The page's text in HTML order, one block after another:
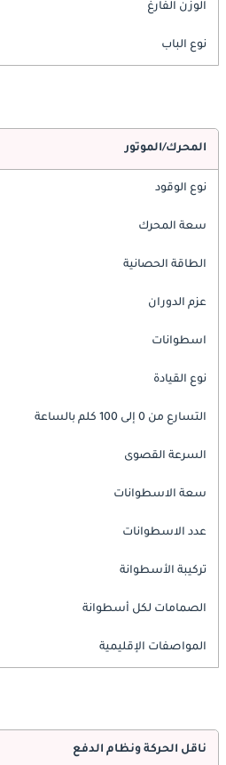
الوزن الفارغ
نوع الباب
المحرك/الموتور
نوع الوقود
سعة المحرك
الطاقة الحصانية
عزم الدوران
اسطوانات
نوع القيادة
التسارع من 0 إلى 100 كلم بالساعة
السرعة القصوى
سعة الاسطوانات
عدد الاسطوانات
تركيبة الأسطوانة
الصمامات لكل أسطوانة
المواصفات الإقليمية
ناقل الحركة ونظام الدفع